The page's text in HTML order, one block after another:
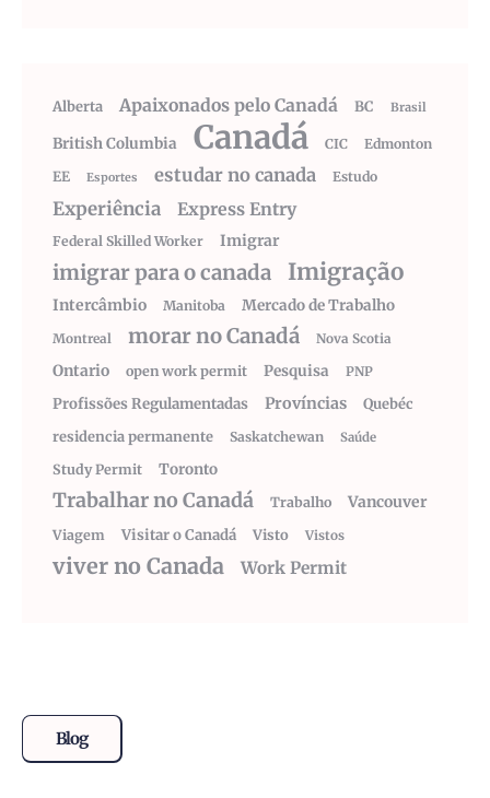
Alberta Apaixonados pelo Canadá BC Brasil
British Columbia Canadá CIC
Edmonton
EE
Esportes estudar no canada Estudo
Experiência Express Entry
Federal Skilled Worker Imigrar
imigrar para o canada Imigração
Intercâmbio Manitoba Mercado de Trabalho
Montreal morar no Canadá Nova Scotia
Ontario open work permit Pesquisa PNP
Profissões Regulamentadas Províncias
Quebéc
residencia permanente
Saskatchewan Saúde
Study Permit Toronto
Trabalhar no Canadá Trabalho Vancouver
Viagem Visitar o Canadá Visto Vistos
viver no Canada Work Permit
Blog